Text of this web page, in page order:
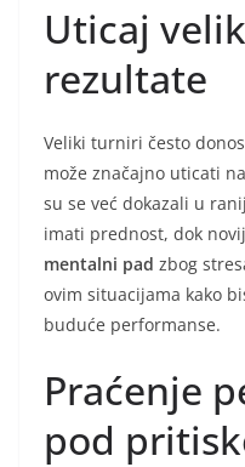
Uticaj
rezultate
Veliki turniri često
može značajno uticati
su se već dokazali u
imati prednost, dok
mentalni pad zbog
ovim situacijama kako
buduće performanse.
Praćenje
pod